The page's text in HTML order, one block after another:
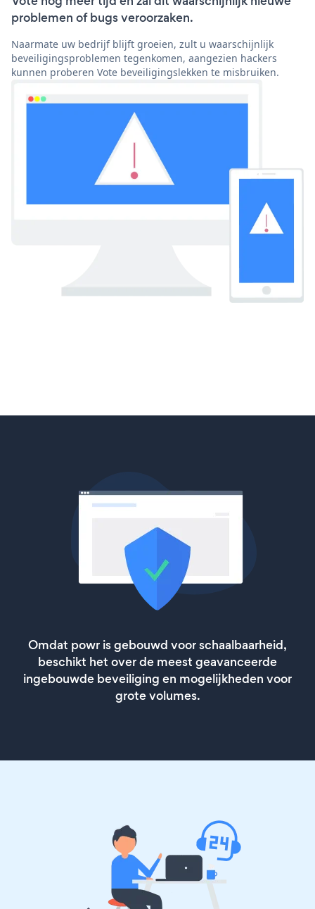
problemen of bugs veroorzaken.
Naarmate uw bedrijf blijft groeien, zult u waarschijnlijk
beveiligingsproblemen tegenkomen, aangezien hackers
kunnen proberen Vote beveiligingslekken te misbruiken.
Omdat powr is gebouwd voor schaalbaarheid,
beschikt het over de meest geavanceerde
ingebouwde beveiliging en mogelijkheden voor
grote volumes.